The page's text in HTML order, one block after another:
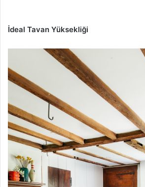
İdeal Tavan Yüksekliği